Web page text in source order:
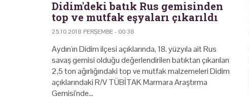
Didim'deki batık Rus gemisinden
top ve mutfak eşyaları çıkarıldı
25.10.2018 PERŞEMBE - 00:38
Aydın'ın Didim ilçesi açıklarında, 18. yüzyıla ait Rus
savaş gemisi olduğu değerlendirilen batıktan çıkarılan
2,5 ton ağırlığındaki top ve mutfak malzemeleri Didim
açıklarındaki R/V TÜBİTAK Marmara Araştırma
Gemisi'nde…